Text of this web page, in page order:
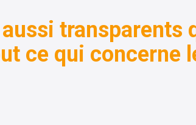
transparents
ce qui concerne